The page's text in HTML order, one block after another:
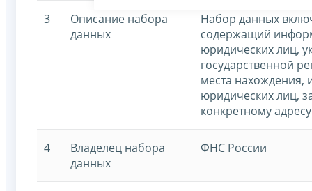
3
Описание набора
данных
Набор данных
содержащий
юридических лиц,
государственной
места нахождения,
юридических лиц,
конкретному адресу
4
Владелец набора
данных
ФНС России